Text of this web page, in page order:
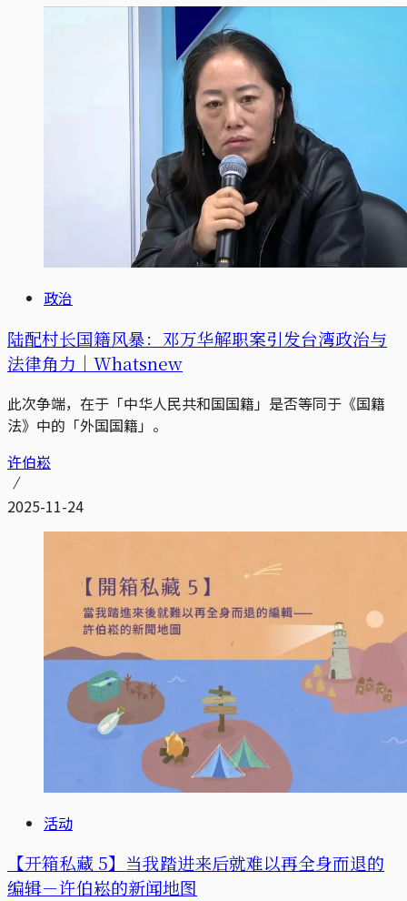
政治
陆配村长国籍风暴：邓万华解职案引发台湾政治与
法律角力｜Whatsnew
此次争端，在于「中华人民共和国国籍」是否等同于《国籍
法》中的「外国国籍」。
许伯崧
2025-11-24
活动
【开箱私藏 5】当我踏进来后就难以再全身而退的
编辑－许伯崧的新闻地图